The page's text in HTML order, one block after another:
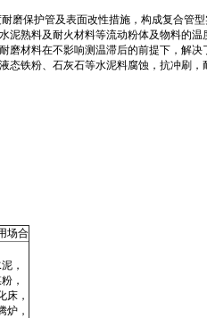
磨保护管及表面改性措施，构成复合管
泥熟料及耐火材料等流动粉体及物料的温
磨材料在不影响测温滞后的前提下，解决
态铁粉、石灰石等水泥料腐蚀，抗冲刷，
场合
，
，
床，
炉，